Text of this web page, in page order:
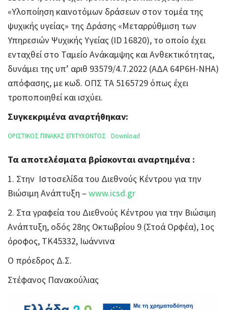
«Υλοποίηση καινοτόμων δράσεων στον τομέα της
ψυχικής υγείας» της Δράσης «Μεταρρύθμιση των
Υπηρεσιών Ψυχικής Υγείας (ID 16820), το οποίο έχει
ενταχθεί στο Ταμείο Ανάκαμψης και Ανθεκτικότητας,
δυνάμει της υπ’ αριθ 93579/4.7.2022 (ΑΔΑ 64Ρ6Η-ΝΗΑ)
απόφασης, με κωδ. ΟΠΣ ΤΑ 5165729 όπως έχει
τροποποιηθεί και ισχύει.
Συγκεκριμένα αναρτήθηκαν:
ΟΡΙΣΤΙΚΟΣ ΠΙΝΑΚΑΣ ΕΠΙΤΥΧΟΝΤΟΣ Download
Τα αποτελέσματα βρίσκονται αναρτημένα :
1. Στην Ιστοσελίδα του Διεθνούς Κέντρου για την
Βιώσιμη Ανάπτυξη – www.icsd.gr
2. Στα γραφεία του Διεθνούς Κέντρου για την Βιώσιμη
Ανάπτυξη, οδός 28ης Οκτωβρίου 9 (Στοά Ορφέα), 1ος
όροφος, ΤΚ45332, Ιωάννινα
Ο πρόεδρος Δ.Σ.
Στέφανος Πανακούλιας